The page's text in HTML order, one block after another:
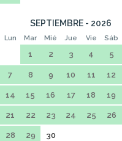
SEPTIEMBRE - 2026
Lun Mar Mié Jue Vie Sáb
1 2 3 4 5
7 8 9 10 11 12
14 15 16 17 18 19
21 22 23 24 25 26
28 29 30